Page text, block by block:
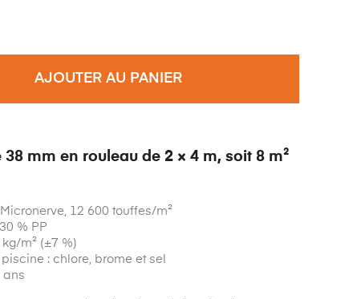
AJOUTER AU PANIER
mm en rouleau de 2 × 4 m, soit 8 m²
12 600 touffes/m²
% PP
m² (±7 %)
: chlore, brome et sel
ans